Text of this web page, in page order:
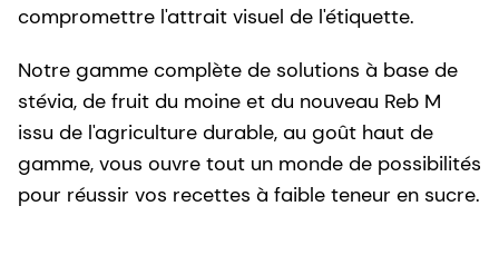
compromettre l'attrait visuel de l'étiquette.
Notre gamme complète de solutions à base de
stévia, de fruit du moine et du nouveau Reb M
issu de l'agriculture durable, au goût haut de
gamme, vous ouvre tout un monde de possibilités
pour réussir vos recettes à faible teneur en sucre.